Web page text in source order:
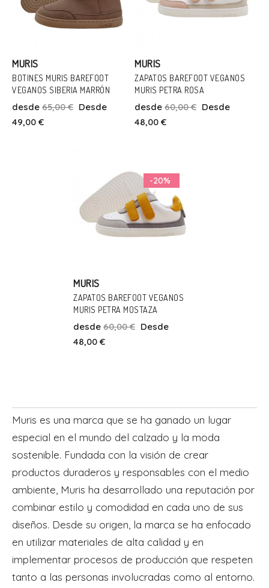
Talla
22 24 25 26 27
30
MURIS
BOTINES MURIS BAREFOOT
VEGANOS SIBERIA MARRÓN
desde 65,00 € Desde
49,00 €
MURIS
ZAPATOS BAREFOOT VEGANOS
MURIS PETRA ROSA
desde 60,00 € Desde
48,00 €
-20%
MURIS
ZAPATOS BAREFOOT VEGANOS
MURIS PETRA MOSTAZA
desde 60,00 € Desde
48,00 €
Muris es una marca que se ha ganado un lugar
especial en el mundo del calzado y la moda
sostenible. Fundada con la visión de crear
productos duraderos y responsables con el medio
ambiente, Muris ha desarrollado una reputación por
combinar estilo y comodidad en cada uno de sus
diseños. Desde su origen, la marca se ha enfocado
en utilizar materiales de alta calidad y en
implementar procesos de producción que respeten
tanto a las personas involucradas como al entorno.